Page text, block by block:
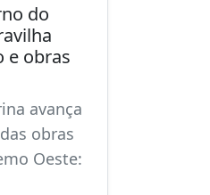
do
e obras
avança
obras
Oeste: